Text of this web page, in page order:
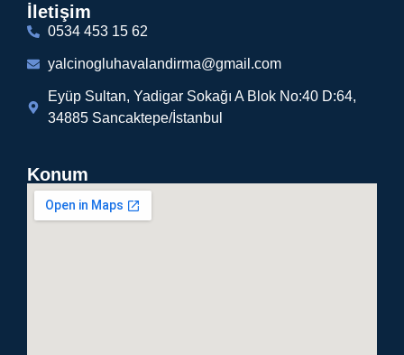
İletişim
0534 453 15 62
yalcinogluhavalandirma@gmail.com
Eyüp Sultan, Yadigar Sokağı A Blok No:40 D:64,
34885 Sancaktepe/İstanbul
Konum